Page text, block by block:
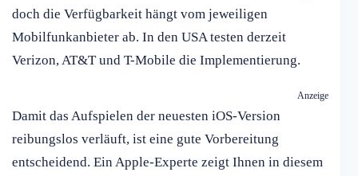
doch die Verfügbarkeit hängt vom jeweiligen
Mobilfunkanbieter ab. In den USA testen derzeit
Verizon, AT&T und T-Mobile die Implementierung.
Anzeige
Damit das Aufspielen der neuesten iOS-Version
reibungslos verläuft, ist eine gute Vorbereitung
entscheidend. Ein Apple-Experte zeigt Ihnen in diesem